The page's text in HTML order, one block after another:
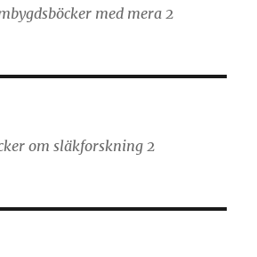
med mera 2
om släkforskning 2